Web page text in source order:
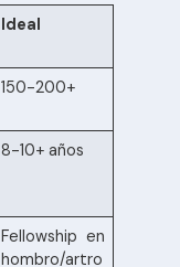
Ideal
150-200+
8-10+ años
Fellowship en
hombro/artro